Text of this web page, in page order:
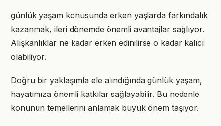
günlük yaşam konusunda erken yaşlarda farkındalık
kazanmak, ileri dönemde önemli avantajlar sağlıyor.
Alışkanlıklar ne kadar erken edinilirse o kadar kalıcı
olabiliyor.
Doğru bir yaklaşımla ele alındığında günlük yaşam,
hayatımıza önemli katkılar sağlayabilir. Bu nedenle
konunun temellerini anlamak büyük önem taşıyor.